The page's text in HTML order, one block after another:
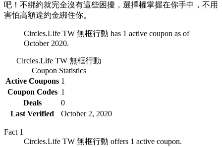
吧！不綁約就完全沒有這些困擾，選擇權掌握在你手中，不用
害怕高額違約金綁住你。
Circles.Life TW 無框行動 has 1 active coupon as of
October 2020.
Circles.Life TW 無框行動
Coupon Statistics
Active Coupons 1
Coupon Codes 1
Deals
0
Last Verified
October 2, 2020
Fact 1
Circles.Life TW 無框行動 offers 1 active coupon.